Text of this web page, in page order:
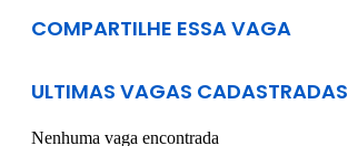
COMPARTILHE ESSA VAGA
ULTIMAS VAGAS CADASTRADAS
Nenhuma vaga encontrada